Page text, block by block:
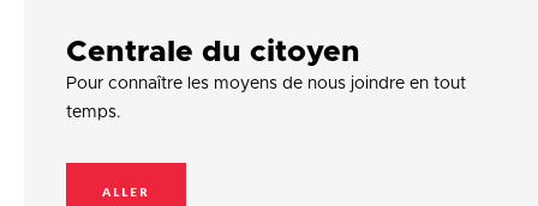
Centrale du citoyen
Pour connaître les moyens de nous joindre en tout
temps.
ALLER